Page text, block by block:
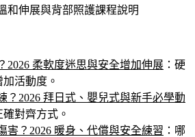
和伸展與背部照護課程說明
2026 柔軟度迷思與安全增加伸展 ：硬
活動度。
？2026 拜日式、嬰兒式與新手必學動
對齊方式。
害？2026 暖身、代償與安全練習 ：哪